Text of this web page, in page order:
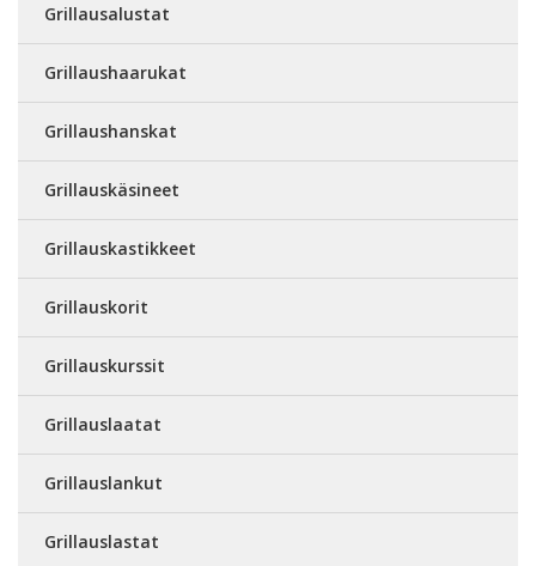
Grillausalustat
Grillaushaarukat
Grillaushanskat
Grillauskäsineet
Grillauskastikkeet
Grillauskorit
Grillauskurssit
Grillauslaatat
Grillauslankut
Grillauslastat